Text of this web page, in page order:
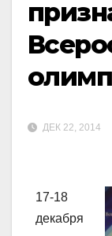
ДЕК 22, 2014
17-18
декабря